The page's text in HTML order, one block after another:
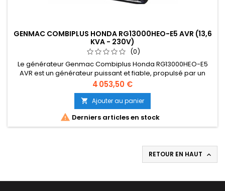
GENMAC COMBIPLUS HONDA RG13000HEO-E5 AVR (13,6
KVA - 230V)
(0)
Le générateur Genmac Combiplus Honda RG13000HEO-E5
AVR est un générateur puissant et fiable, propulsé par un
moteur Honda. Ce générateur est équipé d'un AVR
(régulateur de tension automatique) pour garantir une
tension stable et est idéal pour une utilisation résidentielle ou
professionnelle.
Prix
4 053,50 €
 Ajouter au panier
 Derniers articles en stock
RETOUR EN HAUT 